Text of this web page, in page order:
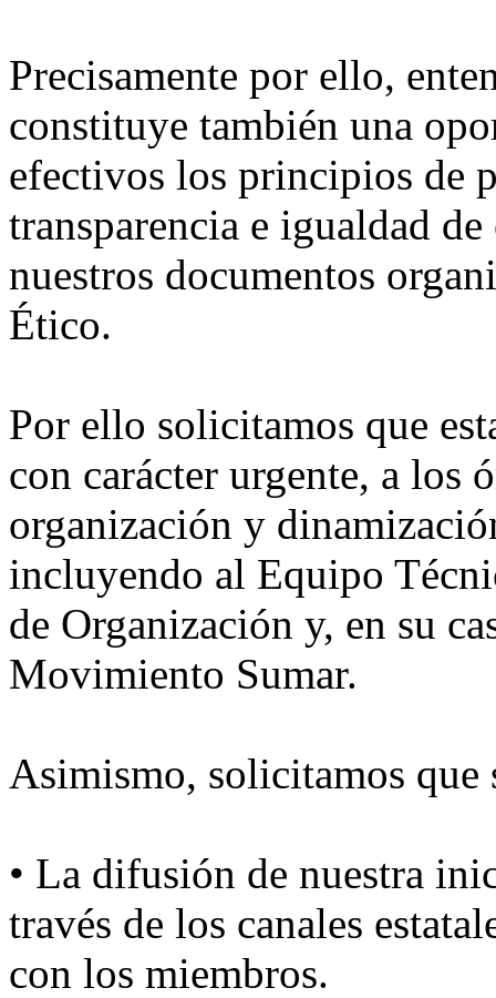
Precisamente por ello,
constituye también una
efectivos los principios de
transparencia e igualdad
nuestros documentos
Ético.
Por ello solicitamos que
con carácter urgente, a los
organización y
incluyendo al Equipo
de Organización y, en su
Movimiento Sumar.
Asimismo, solicitamos que
• La difusión de nuestra
través de los canales
con los miembros.